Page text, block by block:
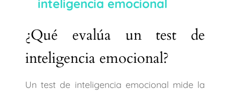
inteligencia emocional
¿Qué evalúa un test de
inteligencia emocional?
Un test de inteligencia emocional mide la